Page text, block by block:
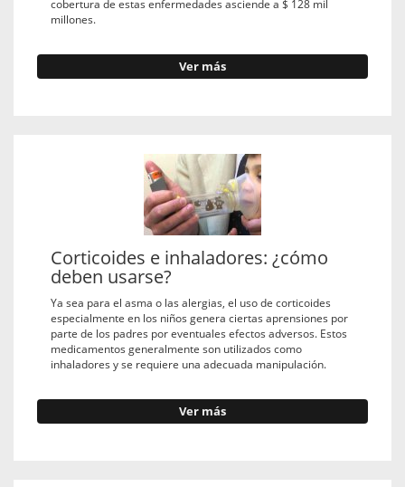
cobertura de estas enfermedades asciende a $ 128 mil
millones.
Ver más
Corticoides e inhaladores: ¿cómo
deben usarse?
Ya sea para el asma o las alergias, el uso de corticoides
especialmente en los niños genera ciertas aprensiones por
parte de los padres por eventuales efectos adversos. Estos
medicamentos generalmente son utilizados como
inhaladores y se requiere una adecuada manipulación.
Ver más